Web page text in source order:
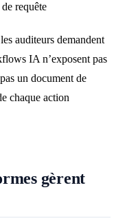
requête
auditeurs demandent
IA n’exposent pas
un document de
chaque action
gèrent